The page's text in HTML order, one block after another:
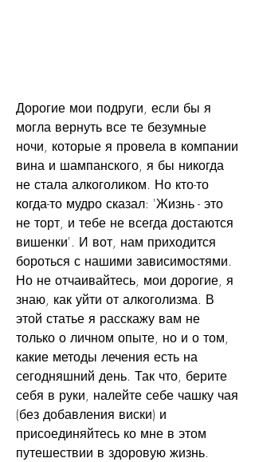
Дорогие мои подруги, если бы я
могла вернуть все те безумные
ночи, которые я провела в компании
вина и шампанского, я бы никогда
не стала алкоголиком. Но кто-то
когда-то мудро сказал: 'Жизнь - это
не торт, и тебе не всегда достаются
вишенки'. И вот, нам приходится
бороться с нашими зависимостями.
Но не отчаивайтесь, мои дорогие, я
знаю, как уйти от алкоголизма. В
этой статье я расскажу вам не
только о личном опыте, но и о том,
какие методы лечения есть на
сегодняшний день. Так что, берите
себя в руки, налейте себе чашку чая
(без добавления виски) и
присоединяйтесь ко мне в этом
путешествии в здоровую жизнь.